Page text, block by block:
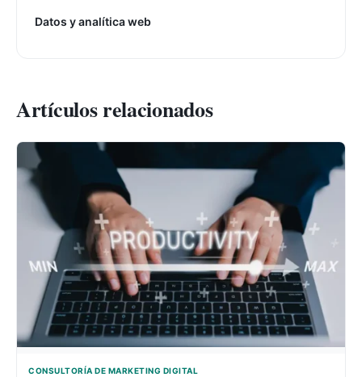
Datos y analítica web
Artículos relacionados
CONSULTORÍA DE MARKETING DIGITAL